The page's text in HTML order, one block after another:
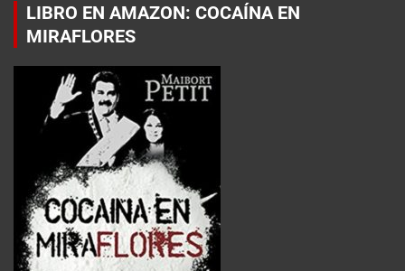
LIBRO EN AMAZON: COCAÍNA EN
MIRAFLORES